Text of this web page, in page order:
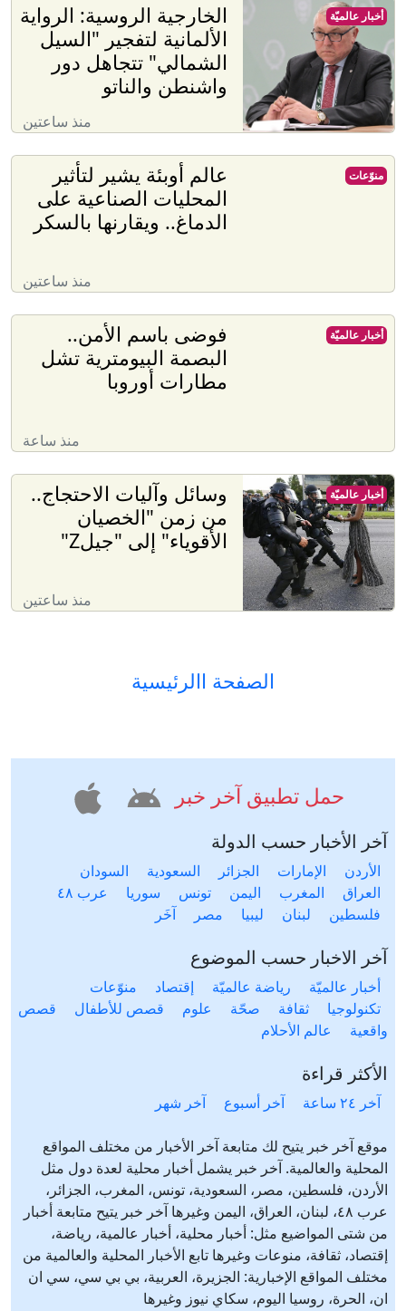
الخارجية الروسية: الرواية
الألمانية لتفجير "السيل
الشمالي" تتجاهل دور
واشنطن والناتو
منذ ساعتين
أخبار عالميّة
عالم أوبئة يشير لتأثير
المحليات الصناعية على
الدماغ.. ويقارنها بالسكر
منذ ساعتين
منوّعات
فوضى باسم الأمن..
البصمة البيومترية تشل
مطارات أوروبا
منذ ساعة
أخبار عالميّة
وسائل وآليات الاحتجاج..
من زمن "الخصيان
الأقوياء" إلى "جيلZ"
منذ ساعتين
أخبار عالميّة
الصفحة االرئيسية
حمل تطبيق آخر خبر
آخر الأخبار حسب الدولة
الأردن الإمارات الجزائر السعودية
السودان
العراق
المغرب اليمن تونس سوريا
عرب ٤٨
فلسطين
لبنان ليبيا مصر آخَر
آخر الاخبار حسب الموضوع
أخبار عالميّة رياضة عالميّة إقتصاد
منوّعات
تكنولوجيا
ثقافة صحّة علوم قصص للأطفال
قصص
واقعية
عالم الأحلام
الأكثر قراءة
آخر ٢٤ ساعة آخر أسبوع آخر شهر
موقع آخر خبر يتيح لك متابعة آخر الأخبار من مختلف المواقع
المحلية والعالمية. آخر خبر يشمل أخبار محلية لعدة دول مثل
الأردن، فلسطين، مصر، السعودية، تونس، المغرب، الجزائر،
عرب ٤٨، لبنان، العراق، اليمن وغيرها آخر خبر يتيح متابعة أخبار
من شتى المواضيع مثل: أخبار محلية، أخبار عالمية، رياضة،
إقتصاد، ثقافة، منوعات وغيرها تابع الأخبار المحلية والعالمية من
مختلف المواقع الإخبارية: الجزيرة، العربية، بي بي سي، سي ان
ان، الحرة، روسيا اليوم، سكاي نيوز وغيرها